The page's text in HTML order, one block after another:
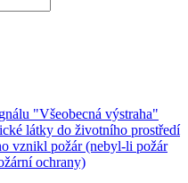
"Všeobecná výstraha"
látky do životního prostředí
vznikl požár (nebyl-li požár
ochrany)